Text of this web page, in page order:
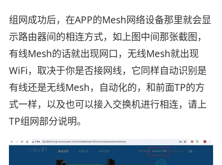
组网成功后，在APP的Mesh网络设备那里就会显
示路由器间的相连方式，如上图中间那张截图，
有线Mesh的话就出现网口，无线Mesh就出现
WiFi，取决于你是否接网线，它同样自动识别是
有线还是无线Mesh，自动化的，和前面TP的方
式一样，以及也可以接入交换机进行相连，请上
TP组网部分说明。